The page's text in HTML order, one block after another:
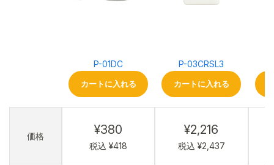
価格
P-01DC
カートに入れる
¥380
税込 ¥418
P-03CRSL3
カートに入れる
¥2,216
税込 ¥2,437